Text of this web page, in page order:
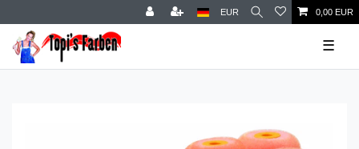
EUR 0,00 EUR
☰